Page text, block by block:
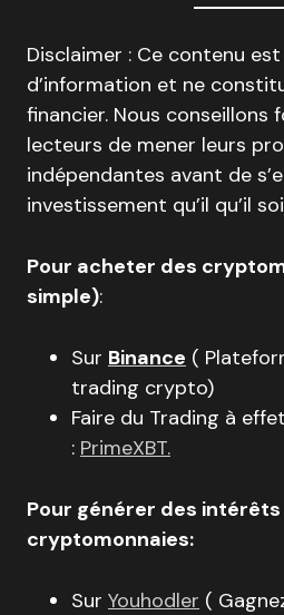
Disclaimer : Ce contenu
d’information et ne
financier. Nous conseillons
lecteurs de mener leurs
indépendantes avant de
investissement qu’il qu’il
Pour acheter des
simple):
Sur Binance (
trading crypto)
Faire du Trading à
: PrimeXBT.
Pour générer des intérêts
cryptomonnaies:
Sur Youhodler (